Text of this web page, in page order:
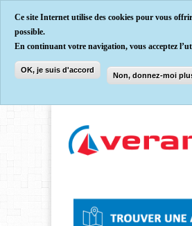
Ce site Internet utilise des cookies pour vous
possible.
En continuant votre navigation, vous acceptez
OK, je suis d'accord
Non, donnez-moi